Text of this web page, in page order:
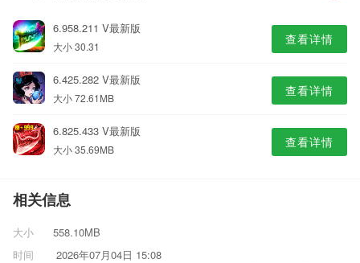
6.958.211 V最新版
大小 30.31 查看详情
6.425.282 V最新版
大小 72.61MB 查看详情
6.825.433 V最新版
大小 35.69MB 查看详情
相关信息
大小
558.10MB
时间
2026年07月04日 15:08